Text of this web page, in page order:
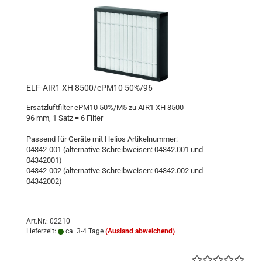
ELF-AIR1 XH 8500/ePM10 50%/96
Ersatzluftfilter ePM10 50%/M5 zu AIR1 XH 8500
96 mm, 1 Satz = 6 Filter
Passend für Geräte mit Helios Artikelnummer:
04342-001 (alternative Schreibweisen: 04342.001 und
04342001)
04342-002 (alternative Schreibweisen: 04342.002 und
04342002)
Art.Nr.: 02210
Lieferzeit:
ca. 3-4 Tage (Ausland abweichend)